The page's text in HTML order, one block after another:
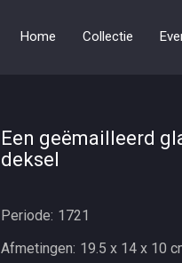
Home Collectie
Een geëmailleerd
deksel
Periode: 1721
Afmetingen: 19.5 x 14 x 10